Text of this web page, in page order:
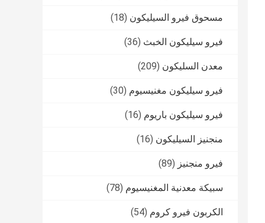
مسحوق فيرو السيليكون (18)
فيرو سيليكون الخبث (36)
معدن السليكون (209)
فيرو سيليكون مغنيسيوم (30)
فيرو سيليكون باريوم (16)
منجنيز السيليكون (16)
فيرو منجنيز (89)
سبيكة معدنية المغنيسيوم (78)
الكربون فيرو كروم (54)